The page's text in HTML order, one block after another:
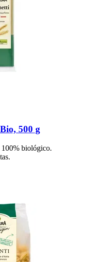
500 g
biológico.